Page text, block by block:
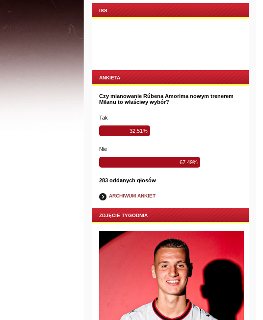
ISS
ANKIETA
Czy mianowanie Rúbena Amorima nowym trenerem
Milanu to właściwy wybór?
Tak
32.51%
Nie
67.49%
283 oddanych głosów
ARCHIWUM ANKIET
ZDJĘCIE TYGODNIA